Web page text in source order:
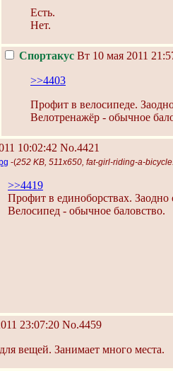
Есть.
Нет.
Спортакус Вт 10 мая 2011
>>4403
Профит в велосипеде.
Велотренажёр - обычное
10:02:42 No.4421
-(252 KB, 511x650, fat-girl-riding-a-
>>4419
Профит в единоборствах. Заодно
Велосипед - обычное баловство.
23:07:20 No.4459
вещей. Занимает много места.